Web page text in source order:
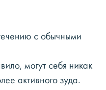
с обычными
могут себя никак
активного зуда.